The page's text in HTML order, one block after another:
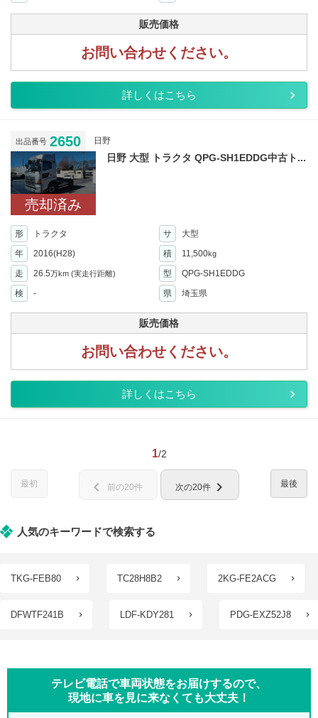
販売価格
お問い合わせください。
詳しくはこちら
出品番号 2650 日野
売却済み
日野 大型 トラクタ QPG-SH1EDDG中古ト...
形 トラクタ サ
大型
年
2016(H28) 積 11,500kg
走 26.5万km (実走行距離) 型
QPG-SH1EDDG
検
- 県 埼玉県
販売価格
お問い合わせください。
詳しくはこちら
1/2
最初 最後
chevron_left 前の20件 次の20件 chevron_right
人気のキーワードで検索する
TKG-FEB80 TC28H8B2 2KG-FE2ACG
DFWTF241B LDF-KDY281 PDG-EXZ52J8
テレビ電話で車両状態をお届けするので、
現地に車を見に来なくても大丈夫！